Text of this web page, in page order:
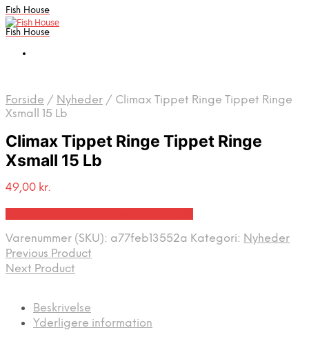
Fish House
Fish House
Forside / Nyheder / Climax Tippet Ringe Tippet Ringe
Xsmall 15 Lb
Climax Tippet Ringe Tippet Ringe
Xsmall 15 Lb
49,00 kr.
Varenummer (SKU): a77feb13552a Kategori: Nyheder
Previous Product
Next Product
Beskrivelse
Yderligere information